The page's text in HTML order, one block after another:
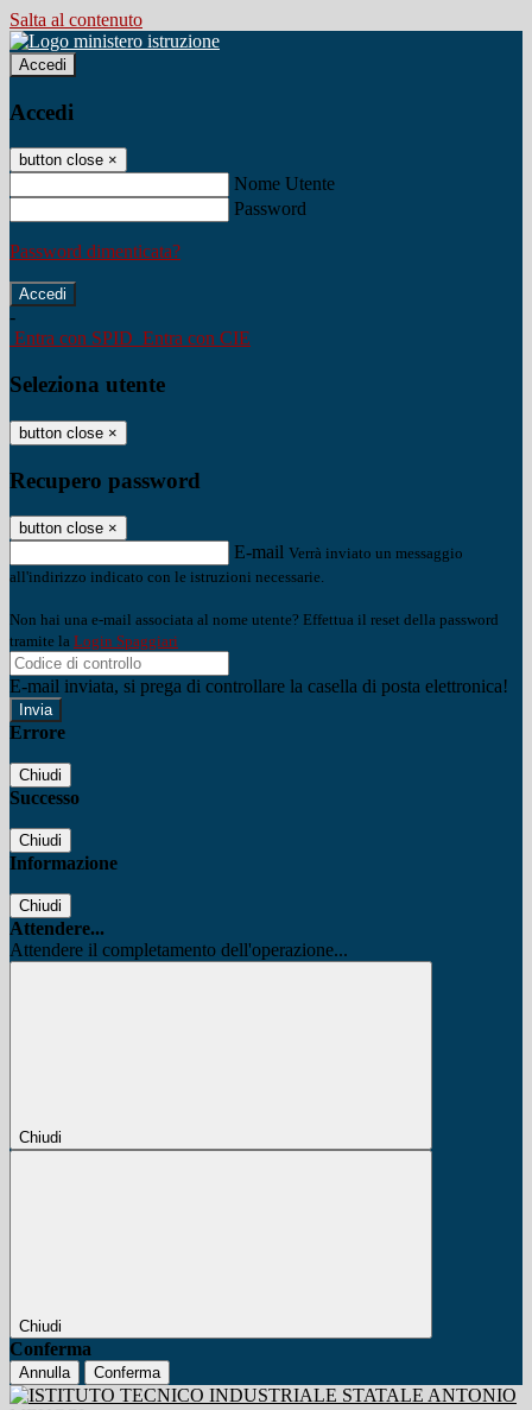
Salta al contenuto
Accedi
Accedi
button close ×
Nome Utente
Password
Password dimenticata?
-
Entra con SPID Entra con CIE
Seleziona utente
button close ×
Recupero password
button close ×
E-mail Verrà inviato un messaggio
all'indirizzo indicato con le istruzioni necessarie.
Non hai una e-mail associata al nome utente? Effettua il reset della password
tramite la Login Spaggiari
E-mail inviata, si prega di controllare la casella di posta elettronica!
Errore
Chiudi
Successo
Chiudi
Informazione
Chiudi
Attendere...
Attendere il completamento dell'operazione...
Chiudi
Chiudi
Conferma
Annulla Conferma